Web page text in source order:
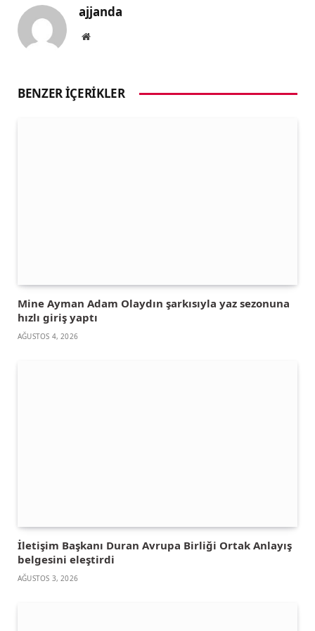
ajjanda
Website
BENZER İÇERIKLER
Mine Ayman Adam Olaydın şarkısıyla yaz sezonuna
hızlı giriş yaptı
AĞUSTOS 4, 2026
İletişim Başkanı Duran Avrupa Birliği Ortak Anlayış
belgesini eleştirdi
AĞUSTOS 3, 2026